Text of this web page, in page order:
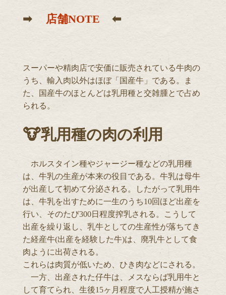
➡︎ 店舗NOTE ⬅︎
スーパーや精肉店で安価に販売されている牛肉の
うち、輸入肉以外はほぼ「国産牛」である。ま
た、国産牛のほとんどは乳用種と交雑腫とで占め
られる。
🐮乳用種の肉の利用
ホルスタイン種やジャージー種などの乳用種
は、牛乳の生産が本来の役目である。牛乳は母牛
が出産して初めて分泌される。したがって乳用牛
は、牛乳を出すために一生のうち10回ほど出産を
行い、そのたび300日程度搾乳される。こうして
出産を繰り返し、乳牛としての生産性が落ちてき
た経産牛(出産を経験した牛)は、廃乳牛として食
肉ように出荷される。
これらは肉質が低いため、ひき肉などにされる。
一方、出産された仔牛は、メスならば乳用牛と
して育てられ、生後15ヶ月程度で人工授精が施さ